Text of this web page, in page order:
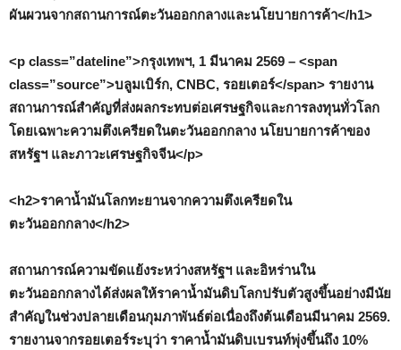
ผันผวนจากสถานการณ์ตะวันออกกลางและนโยบายการค้า</h1>
<p class=”dateline”>กรุงเทพฯ, 1 มีนาคม 2569 – <span
class=”source”>บลูมเบิร์ก, CNBC, รอยเตอร์</span> รายงาน
สถานการณ์สำคัญที่ส่งผลกระทบต่อเศรษฐกิจและการลงทุนทั่วโลก
โดยเฉพาะความตึงเครียดในตะวันออกกลาง นโยบายการค้าของ
สหรัฐฯ และภาวะเศรษฐกิจจีน</p>
<h2>ราคาน้ำมันโลกทะยานจากความตึงเครียดใน
ตะวันออกกลาง</h2>
สถานการณ์ความขัดแย้งระหว่างสหรัฐฯ และอิหร่านใน
ตะวันออกกลางได้ส่งผลให้ราคาน้ำมันดิบโลกปรับตัวสูงขึ้นอย่างมีนัย
สำคัญในช่วงปลายเดือนกุมภาพันธ์ต่อเนื่องถึงต้นเดือนมีนาคม 2569.
รายงานจากรอยเตอร์ระบุว่า ราคาน้ำมันดิบเบรนท์พุ่งขึ้นถึง 10%